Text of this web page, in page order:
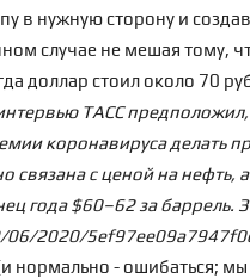
в нужную сторону и
случае не мешая тому,
доллар стоил около 70
ТАСС
коронавируса делать
связана с ценой на
года $60–62 за баррель.
2020/
нормально - ошибаться;